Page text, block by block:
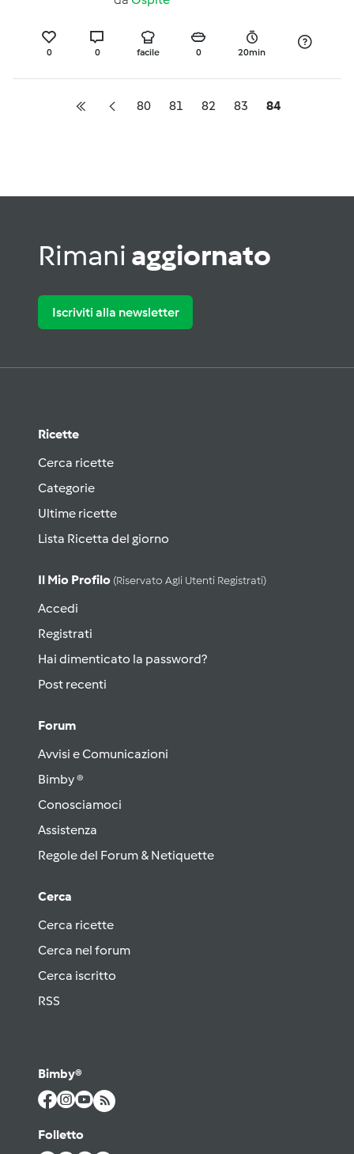
0 0 facile 0 20min
80 81 82 83 84
Rimani aggiornato
Iscriviti alla newsletter
Ricette
Cerca ricette
Categorie
Ultime ricette
Lista Ricetta del giorno
Il Mio Profilo (riservato Agli Utenti Registrati)
Accedi
Registrati
Hai dimenticato la password?
Post recenti
Forum
Avvisi e Comunicazioni
Bimby ®
Conosciamoci
Assistenza
Regole del Forum & Netiquette
Cerca
Cerca ricette
Cerca nel forum
Cerca iscritto
RSS
Bimby®
Folletto